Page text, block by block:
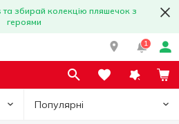
збирай колекцію пляшечок з
героями
1
Популярні